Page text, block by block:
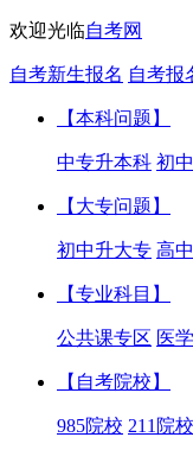
欢迎光临自考网
自考新生报名 自考报
【本科问题】
中专升本科 初
【大专问题】
初中升大专 高
【专业科目】
公共课专区 医
【自考院校】
985院校 211院校